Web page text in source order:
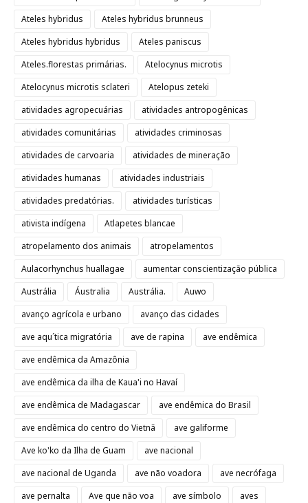
Ateles hybridus
Ateles hybridus brunneus
Ateles hybridus hybridus
Ateles paniscus
Ateles.florestas primárias.
Atelocynus microtis
Atelocynus microtis sclateri
Atelopus zeteki
atividades agropecuárias
atividades antropogênicas
atividades comunitárias
atividades criminosas
atividades de carvoaria
atividades de mineração
atividades humanas
atividades industriais
atividades predatórias.
atividades turísticas
ativista indígena
Atlapetes blancae
atropelamento dos animais
atropelamentos
Aulacorhynchus huallagae
aumentar conscientização pública
Austrália
Áustralia Austrália.
Auwo
avanço agrícola e urbano
avanço das cidades
ave aqu´tica migratória
ave de rapina
ave endêmica
ave endêmica da Amazônia
ave endêmica da ilha de Kaua'i no Havaí
ave endêmica de Madagascar
ave endêmica do Brasil
ave endêmica do centro do Vietnã
ave galiforme
Ave ko'ko da Ilha de Guam
ave nacional
ave nacional de Uganda
ave não voadora
ave necrófaga
ave pernalta
Ave que não voa ave símbolo
aves